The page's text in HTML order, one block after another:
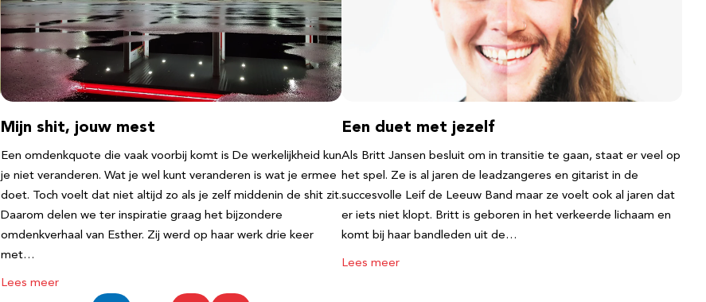
Mijn shit, jouw mest
Een omdenkquote die vaak voorbij komt is De werkelijkheid kun
je niet veranderen. Wat je wel kunt veranderen is wat je ermee
doet. Toch voelt dat niet altijd zo als je zelf middenin de shit zit.
Daarom delen we ter inspiratie graag het bijzondere
omdenkverhaal van Esther. Zij werd op haar werk drie keer
met…
Lees meer
Een duet met jezelf
Als Britt Jansen besluit om in transitie te gaan, staat er veel op
het spel. Ze is al jaren de leadzangeres en gitarist in de
succesvolle Leif de Leeuw Band maar ze voelt ook al jaren dat
er iets niet klopt. Britt is geboren in het verkeerde lichaam en
komt bij haar bandleden uit de…
Lees meer